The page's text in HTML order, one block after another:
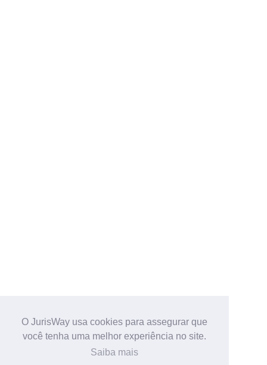
O JurisWay usa cookies para assegurar que
você tenha uma melhor experiência no site.
Saiba mais